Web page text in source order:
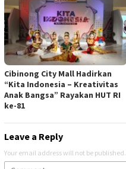
Cibinong City Mall Hadirkan
“Kita Indonesia – Kreativitas
Anak Bangsa” Rayakan HUT RI
ke-81
Leave a Reply
Your email address will not be published.